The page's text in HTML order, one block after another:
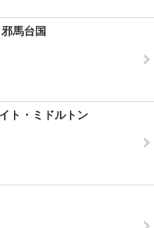
馬台国
ト・ミドルトン